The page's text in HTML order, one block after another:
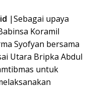
|Sebagai upaya
Koramil
Syofyan bersama
Utara Bripka Abdul
untuk